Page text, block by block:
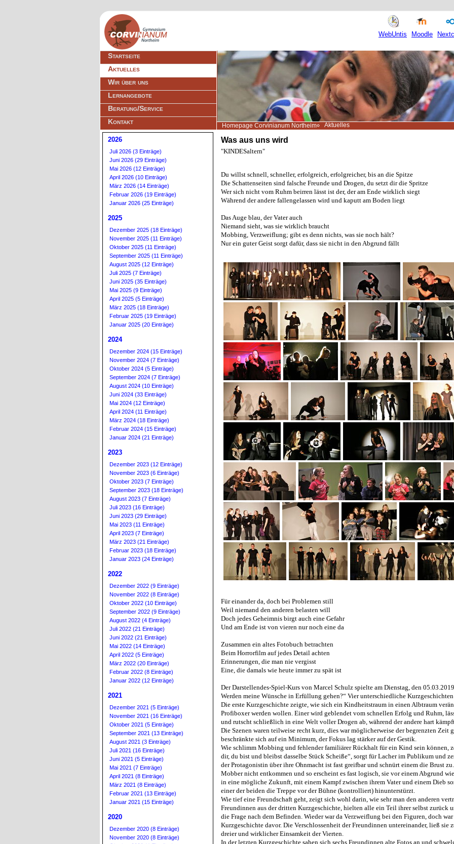
WebUntis Moodle
Navigation
überspringen
Startseite
Aktuelles
Wir über uns
Lernangebote
Beratung/Service
Kontakt
Homepage Corvinianum Northeim Aktuelles
Was aus uns wird
"KINDESaltern"
Du willst schnell, schneller, erfolgreich, erfolgreicher, bis an die Spitze
Die Schattenseiten sind falsche Freunde und Drogen, du setzt dir die Spritze
Wer sich nicht vom Ruhm beirren lässt ist der, der am Ende wirklich siegt
Während der andere fallengelassen wird und kaputt am Boden liegt
Das Auge blau, der Vater auch
Niemand sieht, was sie wirklich braucht
Mobbing, Verzweiflung; gibt es denn nichts, was sie noch hält?
Nur ein guter Geist sorgt dafür, dass sie nicht in den Abgrund fällt
Für einander da, doch bei Problemen still
Weil niemand den anderen belasten will
Doch jedes Geheimnis birgt auch eine Gefahr
Und am Ende ist von vieren nur noch eine da
Zusammen ein altes Fotobuch betrachten
Beim Horrorfilm auf jedes Detail achten
Erinnerungen, die man nie vergisst
Eine, die damals wie heute immer zu spät ist
Der Darstellendes-Spiel-Kurs von Marcel Schulz spielte am Dienstag, den
Werden meine Wünsche in Erfüllung gehen?“ Vier unterschiedliche
Die erste Kurzgeschichte zeigte, wie sich ein Kindheitstraum in einen Albtraum
Profiboxer werden wollen. Einer wird geblendet vom schnellen Erfolg und Ruhm,
und rutscht schließlich in eine Welt voller Drogen ab, während der andere hart
Die Szenen waren teilweise recht kurz, dies war möglicherweise der begrenzten
beschränkte sich auf ein Minimum, der Fokus lag stärker auf der Gestik.
Wie schlimm Mobbing und fehlender familiärer Rückhalt für ein Kind sein können,
dir, du bist und bleibst dasselbe Stück Scheiße“, sorgt für Lacher im Publikum und
der Protagonistin über ihre Ohnmacht ist fast greifbar und schnürt einem die Brust
Mobber nicht entkommen und so erscheint es fast logisch, sie vor einem Abgrund
in eine mögliche Zukunft, mit einem Kampf zwischen ihrem Vater und einem Dieb
einer der beiden die Treppe vor der Bühne (kontrolliert) hinunterstürzt.
Wie tief eine Freundschaft geht, zeigt sich wohl darin, wie sehr man den anderen
Freundinnen aus der dritten Kurzgeschichte, hielten alle ein Teil ihrer selbst zurück
die Frage nach dem Befinden. Wieder war da Verzweiflung bei den Figuren, doch
Kurzgeschichte davor. Die Verschlossenheit der Freundinnen untereinander, ließ sie
dreier und wirklicher Einsamkeit der Vierten.
In der letzten Kurzgeschichte sahen sich sechs Freundinnen alte Fotos an und
2026
Juli 2026 (3 Einträge)
Juni 2026 (29 Einträge)
Mai 2026 (12 Einträge)
April 2026 (10 Einträge)
März 2026 (14 Einträge)
Februar 2026 (19 Einträge)
Januar 2026 (25 Einträge)
2025
Dezember 2025 (18 Einträge)
November 2025 (11 Einträge)
Oktober 2025 (11 Einträge)
September 2025 (11 Einträge)
August 2025 (12 Einträge)
Juli 2025 (7 Einträge)
Juni 2025 (35 Einträge)
Mai 2025 (9 Einträge)
April 2025 (5 Einträge)
März 2025 (18 Einträge)
Februar 2025 (19 Einträge)
Januar 2025 (20 Einträge)
2024
Dezember 2024 (15 Einträge)
November 2024 (7 Einträge)
Oktober 2024 (5 Einträge)
September 2024 (7 Einträge)
August 2024 (10 Einträge)
Juni 2024 (33 Einträge)
Mai 2024 (12 Einträge)
April 2024 (11 Einträge)
März 2024 (18 Einträge)
Februar 2024 (15 Einträge)
Januar 2024 (21 Einträge)
2023
Dezember 2023 (12 Einträge)
November 2023 (6 Einträge)
Oktober 2023 (7 Einträge)
September 2023 (18 Einträge)
August 2023 (7 Einträge)
Juli 2023 (16 Einträge)
Juni 2023 (29 Einträge)
Mai 2023 (11 Einträge)
April 2023 (7 Einträge)
März 2023 (21 Einträge)
Februar 2023 (18 Einträge)
Januar 2023 (24 Einträge)
2022
Dezember 2022 (9 Einträge)
November 2022 (8 Einträge)
Oktober 2022 (10 Einträge)
September 2022 (9 Einträge)
August 2022 (4 Einträge)
Juli 2022 (21 Einträge)
Juni 2022 (21 Einträge)
Mai 2022 (14 Einträge)
April 2022 (5 Einträge)
März 2022 (20 Einträge)
Februar 2022 (8 Einträge)
Januar 2022 (12 Einträge)
2021
Dezember 2021 (5 Einträge)
November 2021 (16 Einträge)
Oktober 2021 (5 Einträge)
September 2021 (13 Einträge)
August 2021 (3 Einträge)
Juli 2021 (16 Einträge)
Juni 2021 (5 Einträge)
Mai 2021 (7 Einträge)
April 2021 (8 Einträge)
März 2021 (8 Einträge)
Februar 2021 (13 Einträge)
Januar 2021 (15 Einträge)
2020
Dezember 2020 (8 Einträge)
November 2020 (8 Einträge)